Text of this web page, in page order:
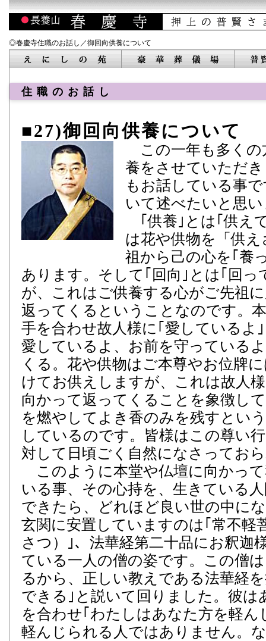
◎春慶寺住職のお話し／御回向供養について
住職のお話し
27)御回向供養について
この一年も多くの
養をさせていただ
もお話している事
いて述べたいと思
｢供養｣とは｢供え
は花や供物を「供
祖から己の心を｢養
あります。そして｢回向｣とは｢回っ
が、これはご供養する心がご先祖
返ってくるということなのです。
手を合わせ故人様に｢愛しているよ
愛しているよ、お前を守っている
くる。花や供物はご本尊やお位牌
けてお供えしますが、これは故人
向かって返ってくることを象徴し
を燃やしてよき香のみを残すとい
しているのです。皆様はこの尊い
対して日頃ごく自然になさってお
このように本堂や仏壇に向かっ
いる事、その心持を、生きている
できたら、どれほど良い世の中に
玄関に安置していますのは｢常不軽
さつ）｣、法華経第二十品にお釈迦
ている一人の僧の姿です。この僧
るから、正しい教えである法華経
できる｣と説いて回りました。彼は
を合わせ｢わたしはあなた方を軽
軽んじられる人ではありません。